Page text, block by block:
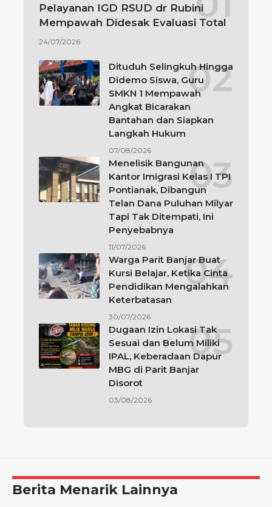
Pelayanan IGD RSUD dr Rubini
Mempawah Didesak Evaluasi Total
24/07/2026
Dituduh Selingkuh Hingga
Didemo Siswa, Guru
SMKN 1 Mempawah
Angkat Bicarakan
Bantahan dan Siapkan
Langkah Hukum
07/08/2026
Menelisik Bangunan
Kantor Imigrasi Kelas I TPI
Pontianak, Dibangun
Telan Dana Puluhan Milyar
Tapi Tak Ditempati, Ini
Penyebabnya
11/07/2026
Warga Parit Banjar Buat
Kursi Belajar, Ketika Cinta
Pendidikan Mengalahkan
Keterbatasan
30/07/2026
Dugaan Izin Lokasi Tak
Sesuai dan Belum Miliki
IPAL, Keberadaan Dapur
MBG di Parit Banjar
Disorot
03/08/2026
Berita Menarik Lainnya